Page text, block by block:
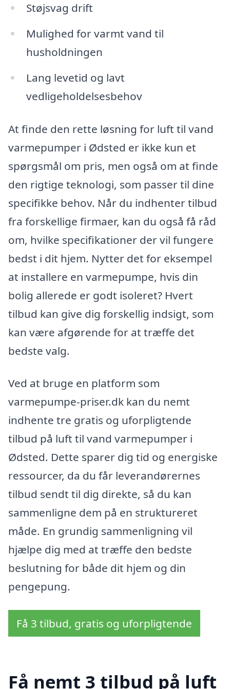
Støjsvag drift
Mulighed for varmt vand til
husholdningen
Lang levetid og lavt
vedligeholdelsesbehov
At finde den rette løsning for luft til vand
varmepumper i Ødsted er ikke kun et
spørgsmål om pris, men også om at finde
den rigtige teknologi, som passer til dine
specifikke behov. Når du indhenter tilbud
fra forskellige firmaer, kan du også få råd
om, hvilke specifikationer der vil fungere
bedst i dit hjem. Nytter det for eksempel
at installere en varmepumpe, hvis din
bolig allerede er godt isoleret? Hvert
tilbud kan give dig forskellig indsigt, som
kan være afgørende for at træffe det
bedste valg.
Ved at bruge en platform som
varmepumpe-priser.dk kan du nemt
indhente tre gratis og uforpligtende
tilbud på luft til vand varmepumper i
Ødsted. Dette sparer dig tid og energiske
ressourcer, da du får leverandørernes
tilbud sendt til dig direkte, så du kan
sammenligne dem på en struktureret
måde. En grundig sammenligning vil
hjælpe dig med at træffe den bedste
beslutning for både dit hjem og din
pengepung.
Få 3 tilbud, gratis og uforpligtende
Få nemt 3 tilbud på luft